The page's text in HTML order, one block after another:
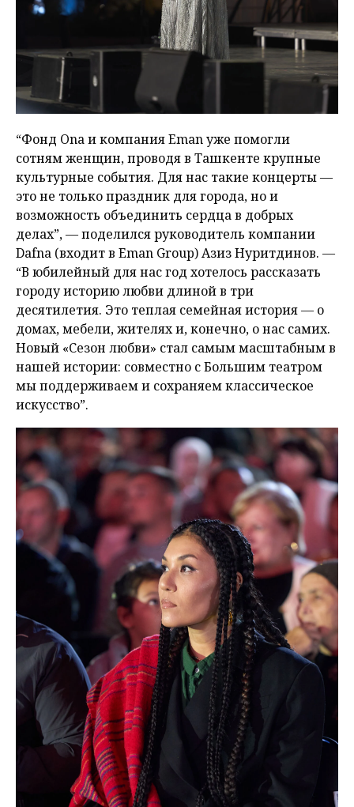
“Фонд Ona и компания Eman уже помогли
сотням женщин, проводя в Ташкенте крупные
культурные события. Для нас такие концерты —
это не только праздник для города, но и
возможность объединить сердца в добрых
делах”, — поделился руководитель компании
Dafna (входит в Eman Group) Азиз Нуритдинов. —
“В юбилейный для нас год хотелось рассказать
городу историю любви длиной в три
десятилетия. Это теплая семейная история — о
домах, мебели, жителях и, конечно, о нас самих.
Новый «Сезон любви» стал самым масштабным в
нашей истории: совместно с Большим театром
мы поддерживаем и сохраняем классическое
искусство”.